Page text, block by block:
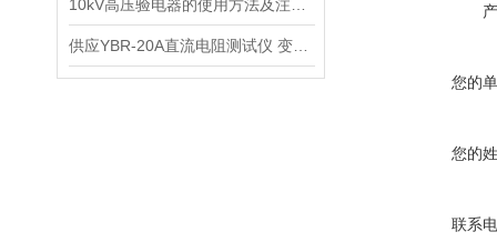
您的
您的
联系